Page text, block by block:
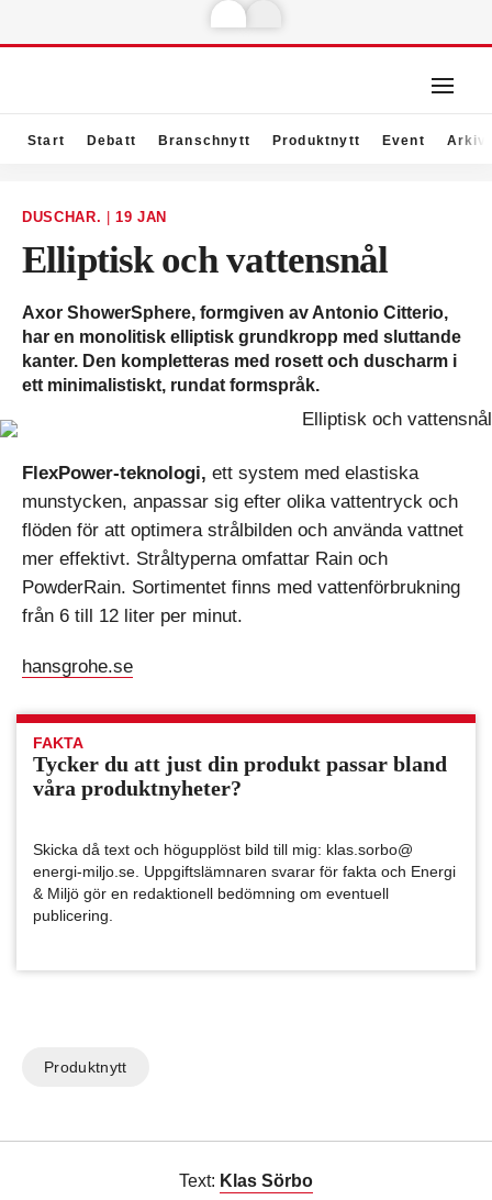
Start Debatt Branschnytt Produktnytt Event Arkiv
DUSCHAR. 19 JAN
Elliptisk och vattensnål
Axor ShowerSphere, formgiven av Antonio Citterio,
har en monolitisk elliptisk grundkropp med sluttande
kanter. Den kompletteras med rosett och duscharm i
ett minimalistiskt, rundat formspråk.
FlexPower-teknologi, ett system med elastiska
munstycken, anpassar sig efter olika vattentryck och
flöden för att optimera strålbilden och använda vattnet
mer effektivt. Stråltyperna omfattar Rain och
PowderRain. Sortimentet finns med vattenförbrukning
från 6 till 12 liter per minut.
hansgrohe.se
FAKTA
Tycker du att just din produkt passar bland
våra produktnyheter?
Skicka då text och högupplöst bild till mig: klas.sorbo@
energi-miljo.se. Uppgiftslämnaren svarar för fakta och Energi
& Miljö gör en redaktionell bedömning om eventuell
publicering.
Produktnytt
Text: Klas Sörbo